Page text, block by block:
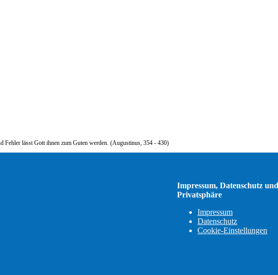
Fehler lässt Gott ihnen zum Guten werden. (Augustinus, 354 - 430)
Impressum, Datenschutz und
Privatsphäre
Impressum
Datenschutz
Cookie-Einstellungen